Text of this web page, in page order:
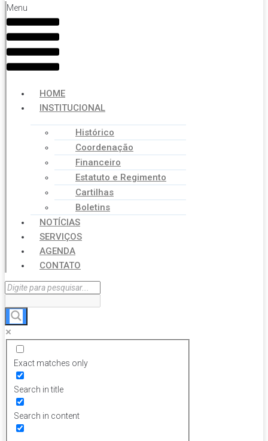
Menu
HOME
INSTITUCIONAL
Histórico
Coordenação
Financeiro
Estatuto e Regimento
Cartilhas
Boletins
NOTÍCIAS
SERVIÇOS
AGENDA
CONTATO
Exact matches only
Search in title
Search in content